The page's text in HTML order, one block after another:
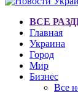
ВСЕ
Главная
Украина
Город
Мир
Бизнес
Все